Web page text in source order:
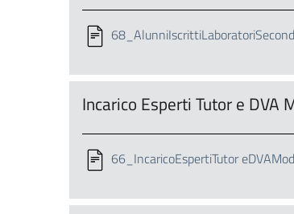
Incarico Esperti Tutor e
66_IncaricoEspertiTutor